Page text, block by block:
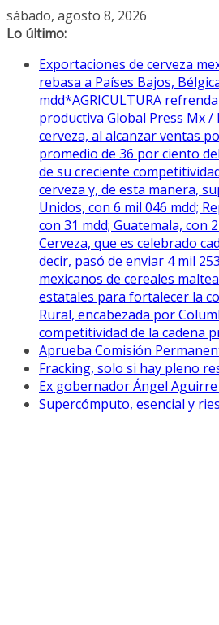
Saltar
al
sábado, agosto 8, 2026
Lo último:
Exportaciones de cerveza
rebasa a Países Bajos,
mdd*AGRICULTURA
productiva Global Press Mx
cerveza, al alcanzar ventas
promedio de 36 por ciento
de su creciente
cerveza y, de esta manera,
Unidos, con 6 mil 046 mdd;
con 31 mdd; Guatemala, con
Cerveza, que es celebrado
decir, pasó de enviar 4 mil
mexicanos de cereales
estatales para fortalecer la
Rural, encabezada por
competitividad de la cadena
Aprueba Comisión
Fracking, solo si hay pleno
Ex gobernador Ángel
Supercómputo, esencial y